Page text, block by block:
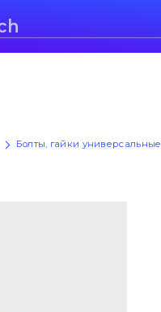
Болты, гайки универсальные